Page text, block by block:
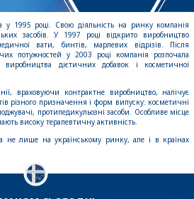
у 1995 році. Свою діяльність на ринку компанія
засобів. У 1997 році відкрито виробництво
вати, бинтів, марлевих відрізів. Після
потужностей у 2003 році компанія розпочала
дієтичних добавок і косметичної
враховуючи контрактне виробництво, налічує
різного призначення і форм випуску: косметичні
протипедикульозні засоби. Особливе місце
високу терапевтичну активність.
не лише на українському ринку, але і в країнах